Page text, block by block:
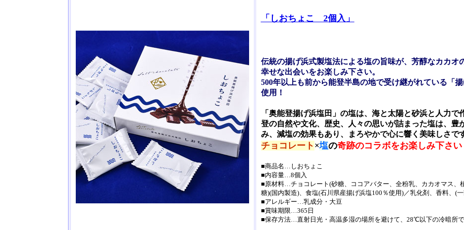
「しおちょこ 2個入」
伝統の揚げ浜式製塩法による塩の旨味が、芳醇なカカオ
幸せな出会いをお楽しみ下さい。
500年以上も前から能登半島の地で受け継がれている「
使用！
「奥能登揚げ浜塩田」の塩は、海と太陽と砂浜と人力
登の自然や文化、歴史、人々の思いが詰まった塩は、豊
み、減塩の効果もあり、まろやかで心に響く美味しさで
チョコレート ×塩の奇跡のコラボをお楽しみ下さい
■商品名…しおちょこ
■内容量…8個入
■原材料…チョコレート(砂糖、ココアバター、全粉乳、カカオマス、
糖)(国内製造)、食塩(石川県産揚げ浜塩100％使用)／乳化剤、香料、(
■アレルギー…乳成分・大豆
■賞味期限…365日
■保存方法…直射日光・高温多湿の場所を避けて、28℃以下の冷暗所で